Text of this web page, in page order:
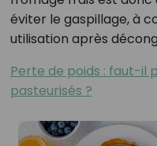
éviter le gaspillage, à
utilisation après
Perte de poids : faut-il
pasteurisés ?